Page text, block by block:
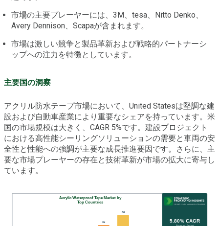
市場の主要プレーヤーには、3M、tesa、Nitto Denko、
Avery Dennison、Scapaが含まれます。
市場は激しい競争と製品革新および戦略的パートナーシ
ップへの注力を特徴としています。
主要国の洞察
アクリル防水テープ市場において、United Statesは堅調な建
設および自動車産業により重要なシェアを持っています。米
国の市場規模は大きく、CAGR 5%です。建設プロジェクト
における高性能シーリングソリューションの需要と車両の安
全性と性能への強調が主要な成長推進要因です。さらに、主
要な市場プレーヤーの存在と技術革新が市場の拡大に寄与し
ています。